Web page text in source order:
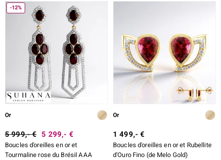
-12%
Or
5 999,- € 5 299,- €
Boucles d'oreilles en or et
Tourmaline rose du Brésil AAA
Or
1 499,- €
Boucles d'oreilles en or et Rubellite
d'Ouro Fino (de Melo Gold)